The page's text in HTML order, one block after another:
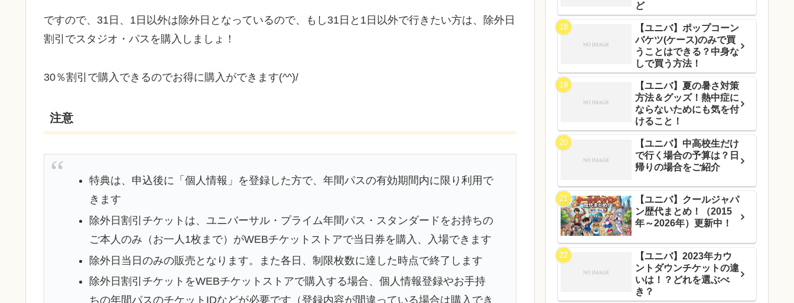
ですので、31日、1日以外は除外日となっているので、もし31日と1日以外で行きたい方は、除外日
割引でスタジオ・パスを購入しましょ！
30％割引で購入できるのでお得に購入ができます(^^)/
注意
特典は、申込後に「個人情報」を登録した方で、年間パスの有効期間内に限り利用で
きます
除外日割引チケットは、ユニバーサル・プライム年間パス・スタンダードをお持ちの
ご本人のみ（お一人1枚まで）がWEBチケットストアで当日券を購入、入場できます
除外日当日のみの販売となります。また各日、制限枚数に達した時点で終了します
除外日割引チケットをWEBチケットストアで購入する場合、個人情報登録やお手持
ちの年間パスのチケットIDなどが必要です（登録内容が間違っている場合は購入でき
ど
【ユニバ】ポップコーン
バケツ(ケース)のみで買
うことはできる？中身な
しで買う方法！
【ユニバ】夏の暑さ対策
方法＆グッズ！熱中症に
ならないためにも気を付
けること！
【ユニバ】中高校生だけ
で行く場合の予算は？日
帰りの場合をご紹介
【ユニバ】クールジャパ
ン歴代まとめ！（2015
年～2026年）更新中！
【ユニバ】2023年カウ
ントダウンチケットの違
いは！？どれを選ぶべ
き？